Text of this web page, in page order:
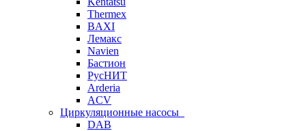
Thermex
BAXI
Лемакс
Navien
Бастион
РусНИТ
Arderia
ACV
Циркуляционные насосы
DAB